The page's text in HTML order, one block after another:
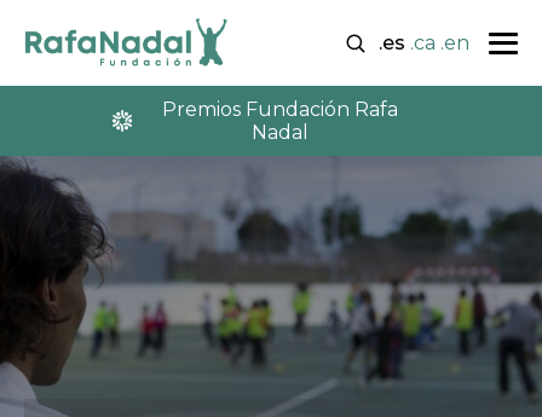
.es .ca .en
Premios Fundación Rafa
Nadal